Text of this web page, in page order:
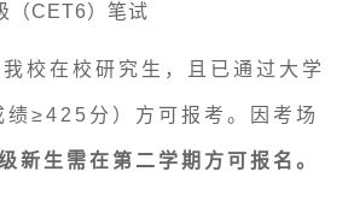
（CET6）笔试
校在校研究生，且已通过大学
绩≥425分） 方可报考 。因考场
新生需在第二学期方可报名 。